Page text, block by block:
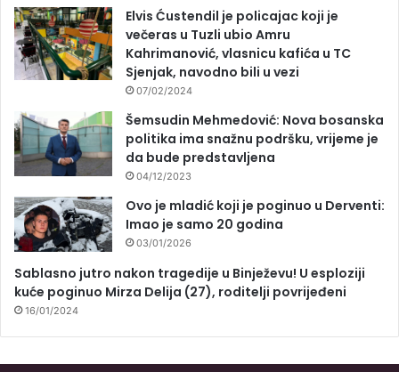
Elvis Ćustendil je policajac koji je
večeras u Tuzli ubio Amru
Kahrimanović, vlasnicu kafića u TC
Sjenjak, navodno bili u vezi
07/02/2024
Šemsudin Mehmedović: Nova bosanska
politika ima snažnu podršku, vrijeme je
da bude predstavljena
04/12/2023
Ovo je mladić koji je poginuo u Derventi:
Imao je samo 20 godina
03/01/2026
Sablasno jutro nakon tragedije u Binježevu! U esploziji
kuće poginuo Mirza Delija (27), roditelji povrijeđeni
16/01/2024